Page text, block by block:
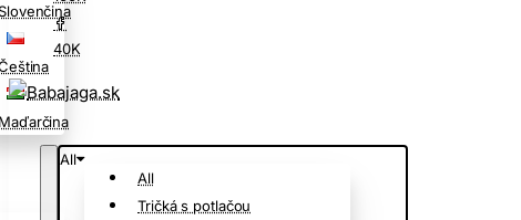
40K
All
All
Tričká s potlačou